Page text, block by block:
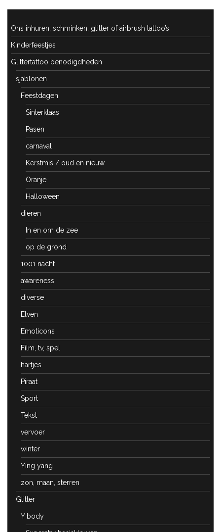
Ons inhuren; schminken, glitter of airbrush tattoo’s
Kinderfeestjes
Glittertattoo benodigdheden
sjablonen
Feestdagen
Sinterklaas
Pasen
carnaval
Kerstmis / oud en nieuw
Oranje
Halloween
dieren
In en om de zee
op de grond
1001 nacht
awareness
diverse
Elven
Emoticons
Film, tv, spel
hartjes
Piraat
Sport
Tekst
vervoer
winter
Ying yang
zon, maan, sterren
Glitter
Y body